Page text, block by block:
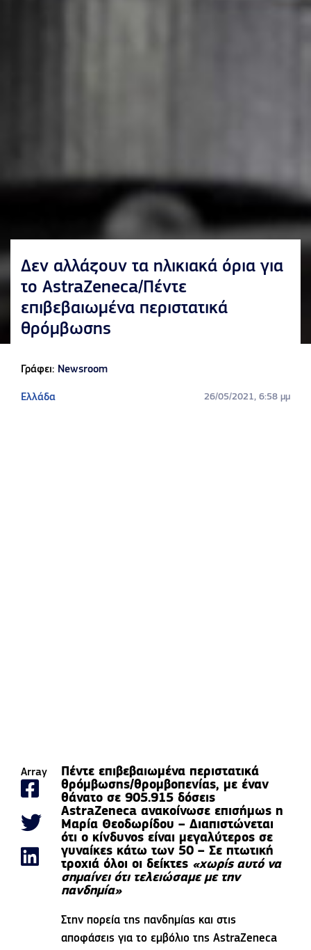
Δεν αλλάζουν τα ηλικιακά όρια για
το AstraZeneca/Πέντε
επιβεβαιωμένα περιστατικά
θρόμβωσης
Γράφει: Newsroom
Ελλάδα 26/05/2021, 6:58 μμ
Array
Πέντε επιβεβαιωμένα περιστατικά
θρόμβωσης/θρομβοπενίας, με έναν
θάνατο σε 905.915 δόσεις
AstraZeneca ανακοίνωσε επισήμως η
Μαρία Θεοδωρίδου – Διαπιστώνεται
ότι ο κίνδυνος είναι μεγαλύτερος σε
γυναίκες κάτω των 50 – Σε πτωτική
τροχιά όλοι οι δείκτες «χωρίς αυτό να
σημαίνει ότι τελειώσαμε με την
πανδημία»
Στην πορεία της πανδημίας και στις
αποφάσεις για το εμβόλιο της AstraZeneca